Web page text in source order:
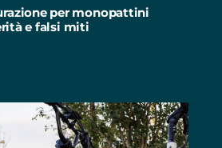
per monopattini
e falsi miti